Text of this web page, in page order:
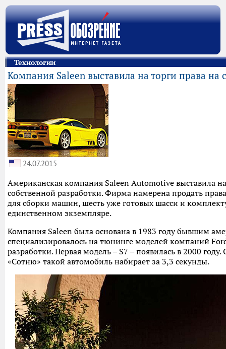
Технологии
Компания Saleen выставила на торги права на
24.07.2015
Американская компания Saleen Automotive выставила
собственной разработки. Фирма намерена продать
для сборки машин, шесть уже готовых шасси и
единственном экземпляре.
Компания Saleen была основана в 1983 году бывшим
специализировалось на тюнинге моделей компаний
разработки. Первая модель – S7 – появилась в 2000
«Сотню» такой автомобиль набирает за 3,3 секунды.